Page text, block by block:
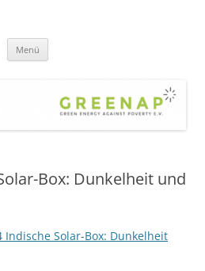
eine gerechte, nachhaltige Welt
Menü
Box: Dunkelheit und
Indische Solar-Box: Dunkelheit